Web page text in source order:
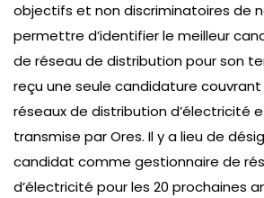
objectifs et non discriminatoires de
permettre d’identifier le meilleur
de réseau de distribution pour son
reçu une seule candidature
réseaux de distribution d’électricité
transmise par Ores. Il y a lieu de
candidat comme gestionnaire de
d’électricité pour les 20 prochaines